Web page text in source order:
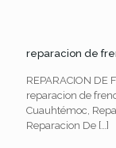
reparacion de
REPARACION DE
reparacion de
Cuauhtémoc,
Reparacion De […]